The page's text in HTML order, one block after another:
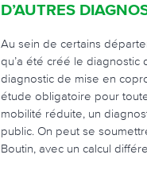
D’AUTRES
Au sein de certains
qu’a été créé le diagnostic
diagnostic de mise en
étude obligatoire pour
mobilité réduite, un
public. On peut se
Boutin, avec un calcul